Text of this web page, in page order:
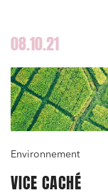
08.10.21
Environnement
VICE CACHÉ